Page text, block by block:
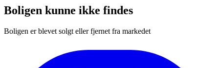
Boligen kunne ikke findes
Boligen er blevet solgt eller fjernet fra markedet